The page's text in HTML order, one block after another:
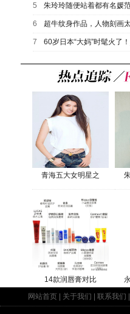
5 朱玲玲随便站着都有名媛
6 超牛纹身作品，人物刻画
7 60岁日本“大妈”时髦火了
青海五大女明星之
14款润唇膏对比
网站首页 | 关于我们 | 联系我们 |